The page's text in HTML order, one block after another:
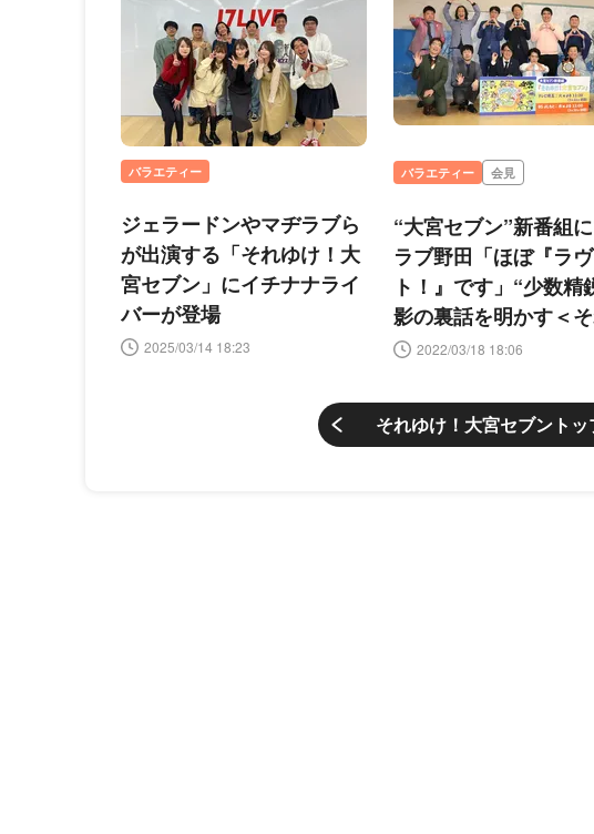
バラエティー
ジェラードンやマヂラブら
が出演する「それゆけ！大
宮セブン」にイチナナライ
バーが登場
2025/03/14 18:23
バラエティー 会見
“大宮セブン”新番組
ラブ野田「ほぼ『ラ
ト！』です」“少数精
影の裏話を明かす＜
け！大宮セブン＞
2022/03/18 18:06
それゆけ！大宮セブントッ